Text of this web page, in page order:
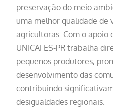
preservação do meio
uma melhor qualidade de
agricultoras. Com o apoio
UNICAFES-PR trabalha
pequenos produtores,
desenvolvimento das
contribuindo
desigualdades regionais.